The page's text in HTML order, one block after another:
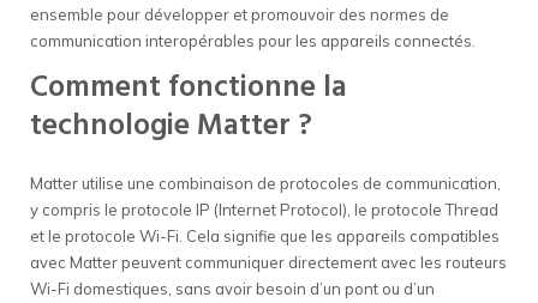
ensemble pour développer et promouvoir des normes de
communication interopérables pour les appareils connectés.
Comment fonctionne la
technologie Matter ?
Matter utilise une combinaison de protocoles de communication,
y compris le protocole IP (Internet Protocol), le protocole Thread
et le protocole Wi-Fi. Cela signifie que les appareils compatibles
avec Matter peuvent communiquer directement avec les routeurs
Wi-Fi domestiques, sans avoir besoin d’un pont ou d’un